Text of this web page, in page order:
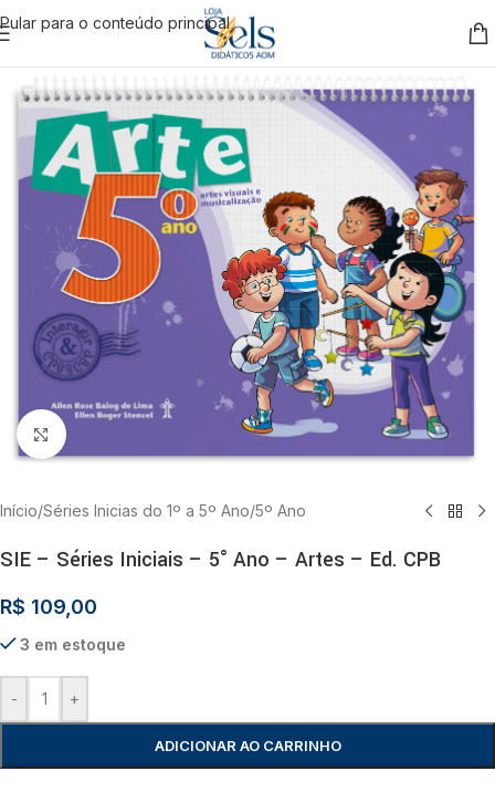
Pular para o conteúdo principal
Clique para ampliar
Início/Séries Inicias do 1º a 5º Ano/5º Ano
SIE – Séries Iniciais – 5° Ano – Artes – Ed. CPB
R$ 109,00
3 em estoque
- +
ADICIONAR AO CARRINHO